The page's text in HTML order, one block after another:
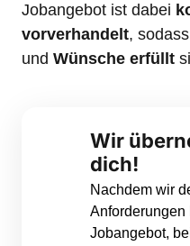
Jobangebot ist dabei
vorverhandelt,
und Wünsche erfüllt
Wir
dich!
Nachdem wir
Anforderungen
Jobangebot,